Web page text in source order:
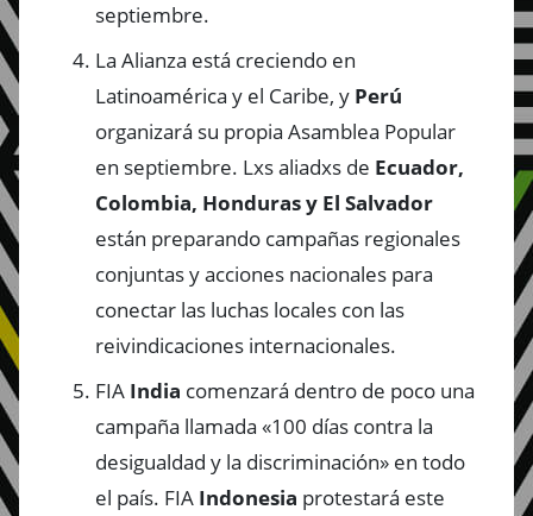
septiembre.
La Alianza está creciendo en
Latinoamérica y el Caribe, y Perú
organizará su propia Asamblea Popular
en septiembre. Lxs aliadxs de Ecuador,
Colombia, Honduras y El Salvador
están preparando campañas regionales
conjuntas y acciones nacionales para
conectar las luchas locales con las
reivindicaciones internacionales.
FIA India comenzará dentro de poco una
campaña llamada «100 días contra la
desigualdad y la discriminación» en todo
el país. FIA Indonesia protestará este